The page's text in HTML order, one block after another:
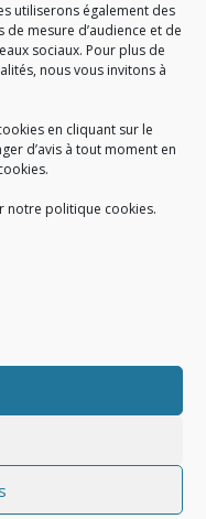
utiliserons également des
mesure d’audience et de
sociaux. Pour plus de
nous vous invitons à
en cliquant sur le
d’avis à tout moment en
notre politique cookies.
public quiexerce
la collecte et la
produits par son
: